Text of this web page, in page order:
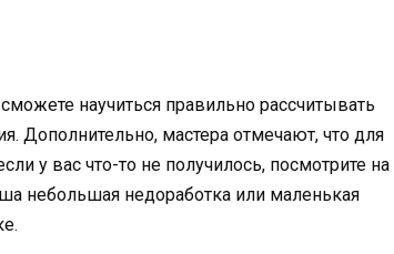
научиться правильно рассчитывать
Дополнительно, мастера отмечают, что для
у вас что-то не получилось, посмотрите на
небольшая недоработка или маленькая